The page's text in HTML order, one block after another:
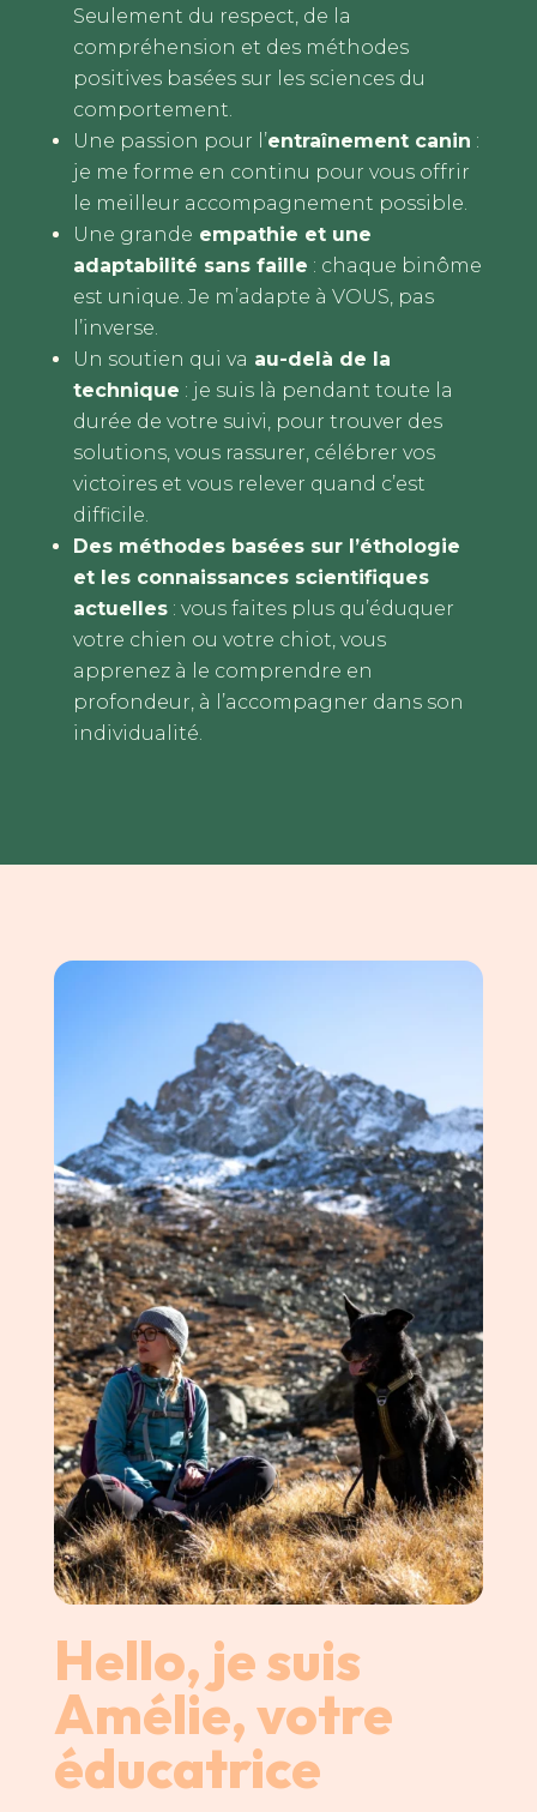
Seulement du respect, de la
compréhension et des méthodes
positives basées sur les sciences du
comportement.
Une passion pour l’entraînement canin :
je me forme en continu pour vous offrir
le meilleur accompagnement possible.
Une grande empathie et une
adaptabilité sans faille : chaque binôme
est unique. Je m’adapte à VOUS, pas
l’inverse.
Un soutien qui va au-delà de la
technique : je suis là pendant toute la
durée de votre suivi, pour trouver des
solutions, vous rassurer, célébrer vos
victoires et vous relever quand c’est
difficile.
Des méthodes basées sur l’éthologie
et les connaissances scientifiques
actuelles: vous faites plus qu’éduquer
votre chien ou votre chiot, vous
apprenez à le comprendre en
profondeur, à l’accompagner dans son
individualité.
Hello, je suis
Amélie, votre
éducatrice